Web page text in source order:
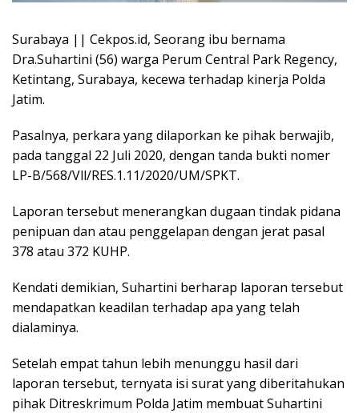
Surabaya || Cekpos.id, Seorang ibu bernama
Dra.Suhartini (56) warga Perum Central Park Regency,
Ketintang, Surabaya, kecewa terhadap kinerja Polda
Jatim.
Pasalnya, perkara yang dilaporkan ke pihak berwajib,
pada tanggal 22 Juli 2020, dengan tanda bukti nomer
LP-B/568/Vll/RES.1.11/2020/UM/SPKT.
Laporan tersebut menerangkan dugaan tindak pidana
penipuan dan atau penggelapan dengan jerat pasal
378 atau 372 KUHP.
Kendati demikian, Suhartini berharap laporan tersebut
mendapatkan keadilan terhadap apa yang telah
dialaminya.
Setelah empat tahun lebih menunggu hasil dari
laporan tersebut, ternyata isi surat yang diberitahukan
pihak Ditreskrimum Polda Jatim membuat Suhartini